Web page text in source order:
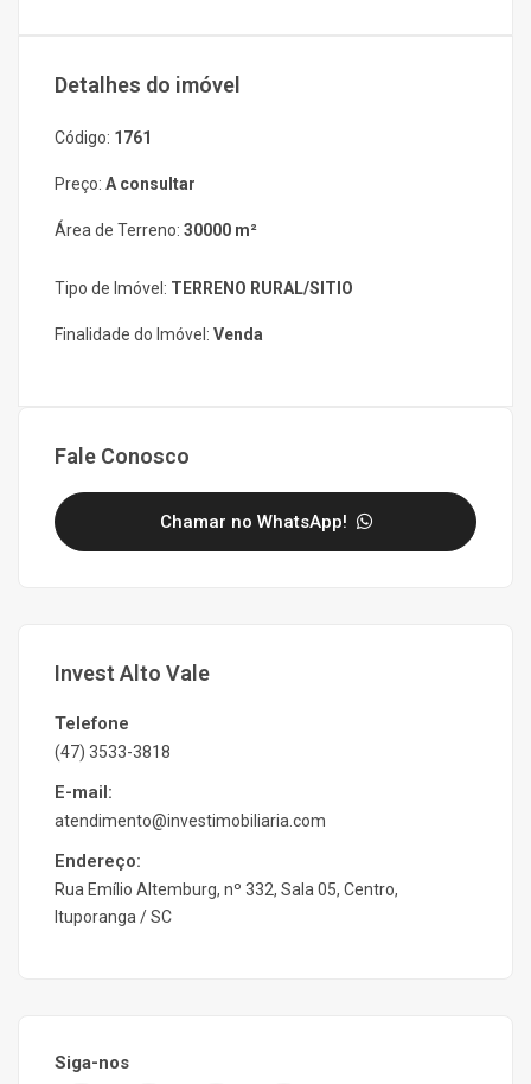
Detalhes do imóvel
Código: 1761
Preço: A consultar
Área de Terreno: 30000 m²
Tipo de Imóvel: TERRENO RURAL/SITIO
Finalidade do Imóvel: Venda
Fale Conosco
Chamar no WhatsApp!
Invest Alto Vale
Telefone
(47) 3533-3818
E-mail:
atendimento@investimobiliaria.com
Endereço:
Rua Emílio Altemburg, nº 332, Sala 05, Centro,
Ituporanga / SC
Siga-nos